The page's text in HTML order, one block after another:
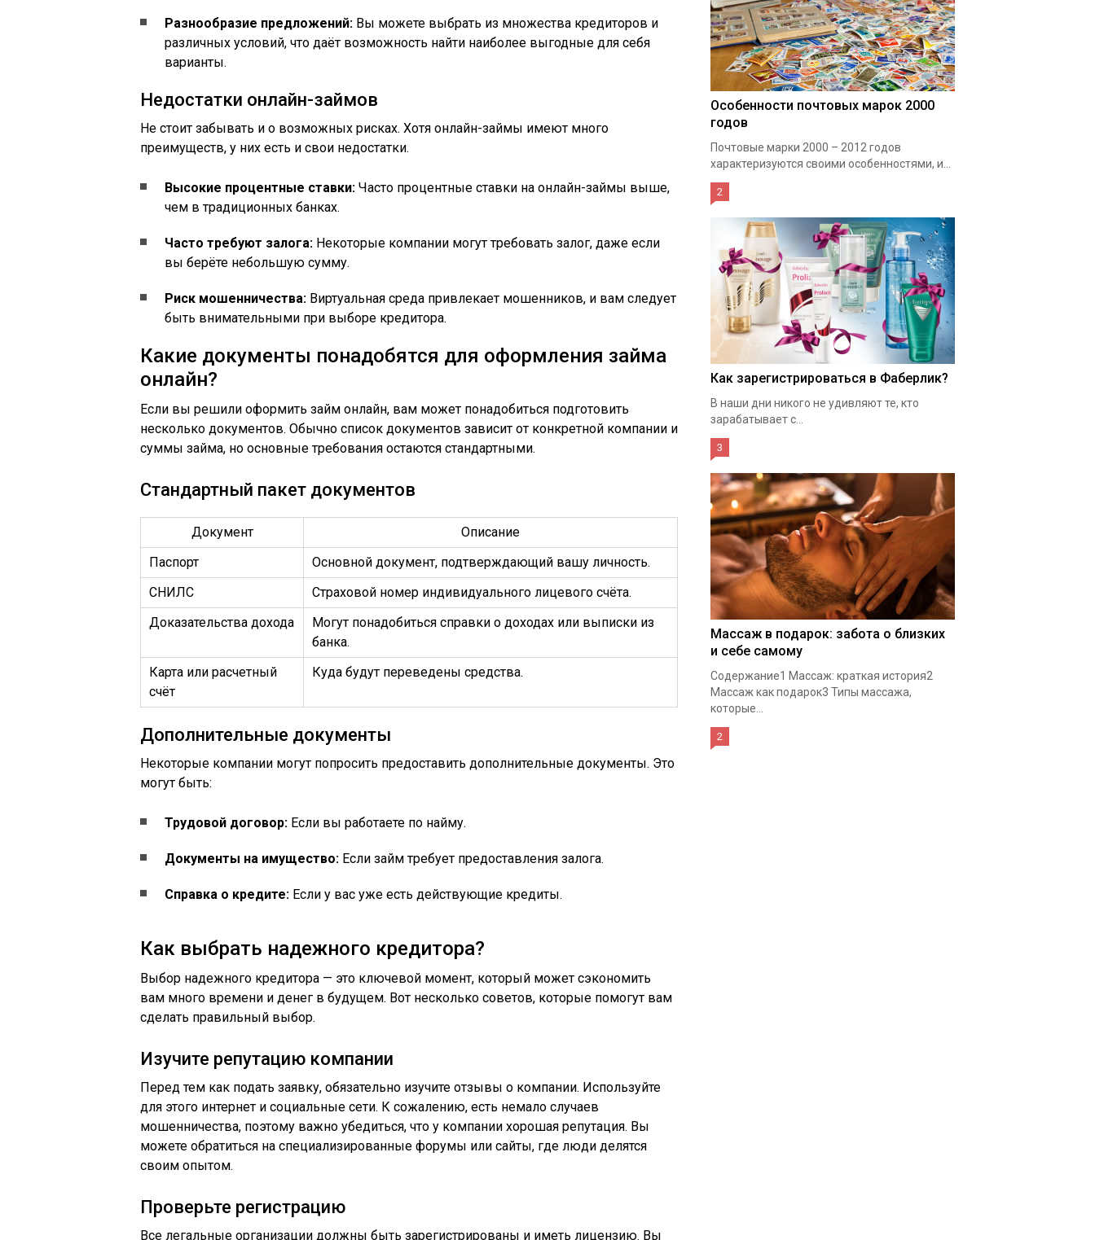
Разнообразие предложений: Вы можете выбрать из множества кредиторов и
различных условий, что даёт возможность найти наиболее выгодные для себя
варианты.
Недостатки онлайн-займов
Не стоит забывать и о возможных рисках. Хотя онлайн-займы имеют много
преимуществ, у них есть и свои недостатки.
Высокие процентные ставки: Часто процентные ставки на онлайн-займы выше,
чем в традиционных банках.
Часто требуют залога: Некоторые компании могут требовать залог, даже если
вы берёте небольшую сумму.
Риск мошенничества: Виртуальная среда привлекает мошенников, и вам следует
быть внимательными при выборе кредитора.
Какие документы понадобятся для оформления займа
онлайн?
Если вы решили оформить займ онлайн, вам может понадобиться подготовить
несколько документов. Обычно список документов зависит от конкретной компании и
суммы займа, но основные требования остаются стандартными.
Стандартный пакет документов
Документ
Описание
Паспорт
Основной документ, подтверждающий вашу личность.
СНИЛС
Страховой номер индивидуального лицевого счёта.
Доказательства дохода
Могут понадобиться справки о доходах или выписки из
банка.
Карта или расчетный
счёт
Куда будут переведены средства.
Дополнительные документы
Некоторые компании могут попросить предоставить дополнительные документы. Это
могут быть:
Трудовой договор: Если вы работаете по найму.
Документы на имущество: Если займ требует предоставления залога.
Справка о кредите: Если у вас уже есть действующие кредиты.
Как выбрать надежного кредитора?
Выбор надежного кредитора — это ключевой момент, который может сэкономить
вам много времени и денег в будущем. Вот несколько советов, которые помогут вам
сделать правильный выбор.
Изучите репутацию компании
Перед тем как подать заявку, обязательно изучите отзывы о компании. Используйте
для этого интернет и социальные сети. К сожалению, есть немало случаев
мошенничества, поэтому важно убедиться, что у компании хорошая репутация. Вы
можете обратиться на специализированные форумы или сайты, где люди делятся
своим опытом.
Проверьте регистрацию
Все легальные организации должны быть зарегистрированы и иметь лицензию. Вы
Особенности почтовых марок 2000
годов
Почтовые марки 2000 – 2012 годов
характеризуются своими особенностями, и...
2
Как зарегистрироваться в Фаберлик?
В наши дни никого не удивляют те, кто
зарабатывает с...
3
Массаж в подарок: забота о близких
и себе самому
Содержание1 Массаж: краткая история2
Массаж как подарок3 Типы массажа,
которые...
2